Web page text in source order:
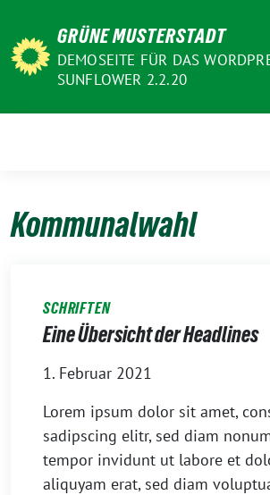
zum
Inhalt
GRÜNE MUSTERSTADT
DEMOSEITE FÜR DAS
SUNFLOWER 2.2.20
Kommunalwahl
SCHRIFTEN
Eine Übersicht der Headlines
1. Februar 2021
Lorem ipsum dolor sit amet,
sadipscing elitr, sed diam
tempor invidunt ut labore et
aliquyam erat, sed diam